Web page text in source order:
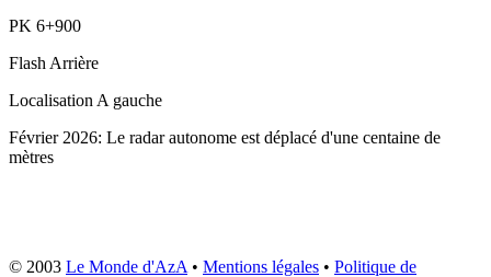
PK 6+900
Flash Arrière
Localisation A gauche
Février 2026: Le radar autonome est déplacé d'une centaine de
mètres
© 2003 Le Monde d'AzA • Mentions légales • Politique de